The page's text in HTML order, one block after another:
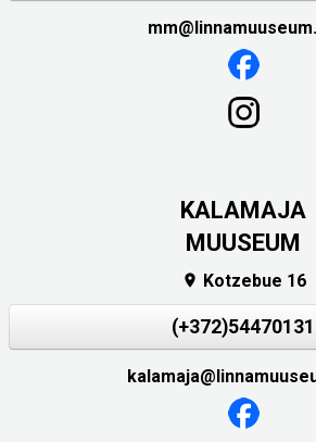
KALAMAJA
MUUSEUM
 Kotzebue 16
(+372)54470131